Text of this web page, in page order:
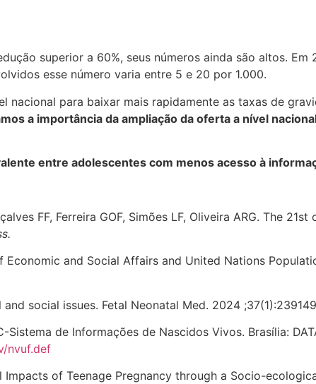
superior a 60%, seus números ainda são altos.
esse número varia entre 5 e 20 por 1.000.
nacional para baixar mais rapidamente as taxas de
a importância da ampliação da oferta a nível
entre adolescentes com menos acesso à
FF, Ferreira GOF, Simões LF, Oliveira ARG. The
and Social Affairs and United Nations
social issues. Fetal Neonatal Med. 2024
Sistema de Informações de Nascidos Vivos. Brasília:
nvuf.def
of Teenage Pregnancy through a Socio-